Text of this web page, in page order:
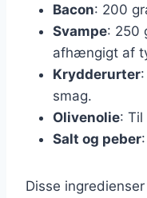
Bacon: 200
Svampe: 250
afhængigt af
Krydderurter
smag.
Olivenolie: Til
Salt og peber
Disse